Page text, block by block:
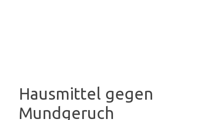
Hausmittel gegen
Mundgeruch